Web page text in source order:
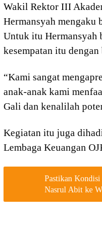
Wakil Rektor III
Hermansyah mengaku
Untuk itu Hermansyah
kesempatan itu dengan
“Kami sangat
anak-anak kami
Gali dan kenalilah
Kegiatan itu juga
Lembaga Keuangan
Pastikan
Nasrul Abit ke